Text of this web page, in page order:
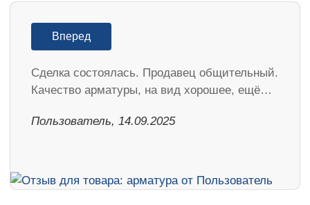
Вперед
Сделка состоялась. Продавец общительный.
Качество арматуры, на вид хорошее, ещё…
Пользователь, 14.09.2025